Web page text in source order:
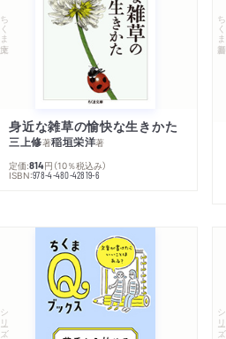
ちくま文庫
身近な雑草の愉快な生きかた
三上修著稲垣栄洋著
定価:814円 （10％税込み）
ISBN:978-4-480-42819-6
ちくま新書
シリーズ・全集 シリーズ・全集